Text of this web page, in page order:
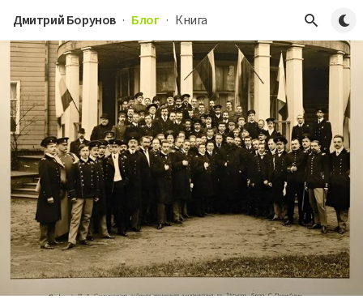
Дмитрий Борунов · Блог · Книга